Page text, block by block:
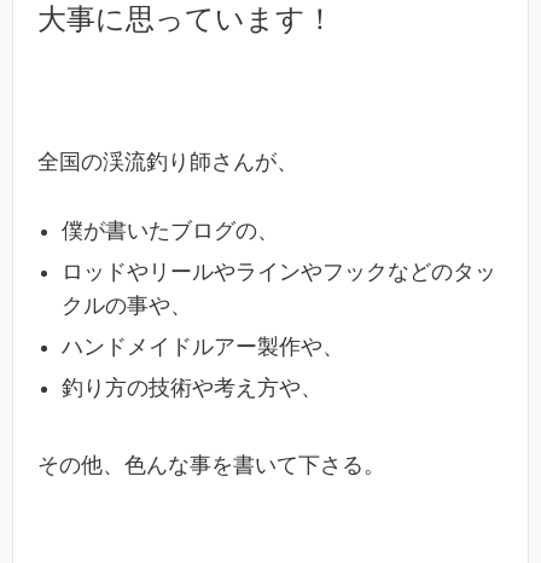
大事に思っています！
全国の渓流釣り師さんが、
僕が書いたブログの、
ロッドやリールやラインやフックなどのタッ
クルの事や、
ハンドメイドルアー製作や、
釣り方の技術や考え方や、
その他、色んな事を書いて下さる。